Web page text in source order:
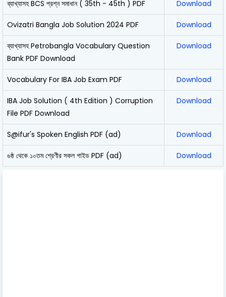
ব্যাখ্যাসহ BCS প্রশ্ন সমাধান ( 35th - 45th ) PDF Download
Ovizatri Bangla Job Solution 2024 PDF Download
ব্যাখ্যাসহ Petrobangla Vocabulary Question
Bank PDF Download
Download
Vocabulary For IBA Job Exam PDF Download
IBA Job Solution ( 4th Edition ) Corruption
File PDF Download
Download
S@ifur's Spoken English PDF (ad) Download
৬ষ্ঠ থেকে ১০তম শ্রেণীর সকল গাইড PDF (ad) Download